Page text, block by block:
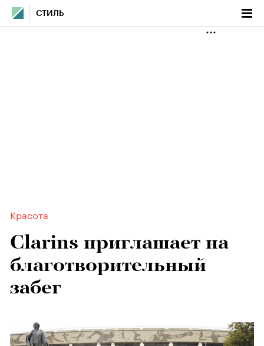
СТИЛЬ
Красота
Clarins приглашает на
благотворительный
забег